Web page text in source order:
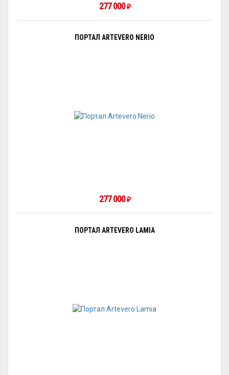
277 000 ₽
ПОРТАЛ ARTEVERO NERIO
277 000 ₽
ПОРТАЛ ARTEVERO LAMIA